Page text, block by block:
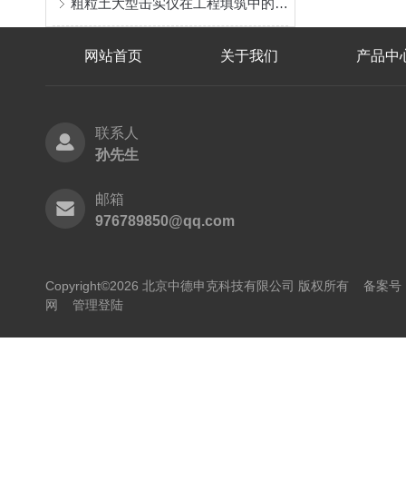
粗粒土大型击实仪在工程填筑中的质量控制研究
网站首页 关于我们 产品中
联系人
孙先生
邮箱
976789850@qq.com
Copyright©2026 北京中德申克科技有限公司 版权所有 备案号
网
管理登陆